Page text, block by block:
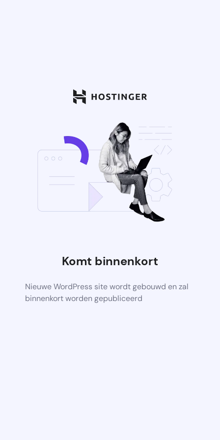
Komt binnenkort
Nieuwe WordPress site wordt gebouwd en zal
binnenkort worden gepubliceerd